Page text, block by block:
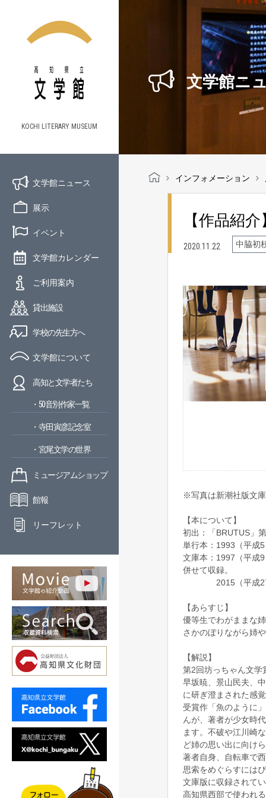
KOCHI LITERARY MUSEUM
文学館ニュース
展示
イベント
文学館カレンダー
ご利用案内
貸出施設
学校の先生方へ
文学館について
高知と文学者たち
・50音別作家一覧
・寺田寅彦記念室
・宮尾文学の世界
ミュージアムショップ
館報
リーフレット
文学館ニ
インフォメーション
【作品紹
2020.11.22 中脇初
※写真は新潮社版文
【本について】
初出：「BRUTUS」
単行本：1993（平成
文庫本：1997（平成
併せて収録。
2015（平成27）
【あらすじ】
優等生でわがままな
さかのぼりながら姉
【解説】
第2回坊っちゃん文学
早坂暁、景山民夫、
に研ぎ澄まされた感
受賞作「魚のように
んが、著者が少女時
ます。不破や江川崎
ど姉の思い出に向け
著者自身、自転車で
思索をめぐらすには
文庫版に収録されて
高知県西部で使われ